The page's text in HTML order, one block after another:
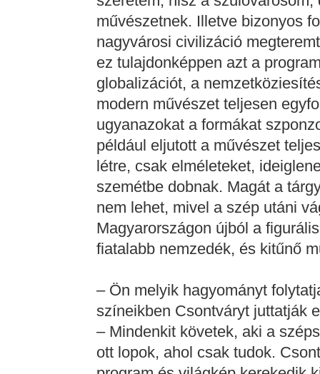
művészetnek. Illetve bizonyos
nagyvárosi civilizáció
ez tulajdonképpen azt a
globalizációt, a
modern művészet teljesen
ugyanazokat a formákat
például eljutott a művészet
létre, csak elméleteket,
szemétbe dobnak. Magát a
nem lehet, mivel a szép utáni
Magyarországon újból a
fiatalabb nemzedék, és kitűnő
– Ön melyik hagyományt
színeikben Csontváryt juttatják
– Mindenkit követek, aki a
ott lopok, ahol csak tudok.